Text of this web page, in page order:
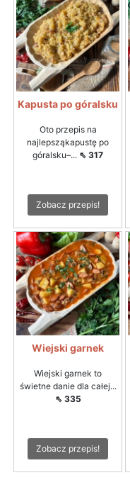
Kapusta po góralsku
Oto przepis na
najlepsząkapustę po
góralsku–... ⇖ 317
Zobacz przepis!
Wiejski garnek
Wiejski garnek to
świetne danie dla całej...
⇖ 335
Zobacz przepis!